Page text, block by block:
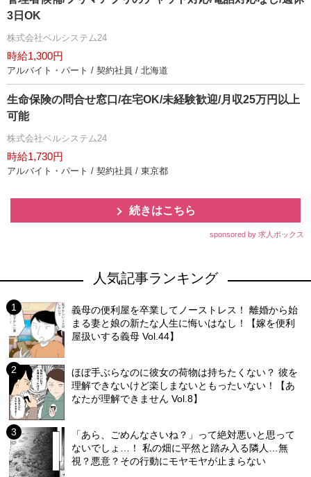
3日OK
株式会社ベルシステム24
時給1,300円
アルバイト・パート / 契約社員 / 北海道
生命保険の問合せ窓口/在宅OK/未経験歓迎/月収25万円以上
可能
株式会社ベルシステム24
時給1,730円
アルバイト・パート / 契約社員 / 東京都
続きはこちら
sponsored by 求人ボックス
人気記事ランキング
義母の便利屋を卒業してノーストレス！ 離婚から始
まる妻と娘の新たな人生に悔いはなし！【嫁を便利
屋扱いする義母 Vol.44】
ほぼ手ぶらなのに彼女の荷物は持ちたくない？ 彼を
理解できないけど楽しまないともったいない！【あ
なたが理解できません Vol.8】
「あら、ごめんなさいね？」って絶対悪いと思って
ないでしょ…！ 私の畑に平然と踏み入る隣人…無
視？悪意？その行動にモヤモヤが止まらない